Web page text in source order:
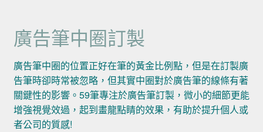
廣告筆中圈訂製
廣告筆中圈的位置正好在筆的黃金比例點，但是在訂製廣
告筆時卻時常被忽略，但其實中圈對於廣告筆的線條有著
關鍵性的影響。59筆專注於廣告筆訂製，微小的細節更能
增強視覺效過，起到畫龍點睛的效果，有助於提升個人或
者公司的質感!